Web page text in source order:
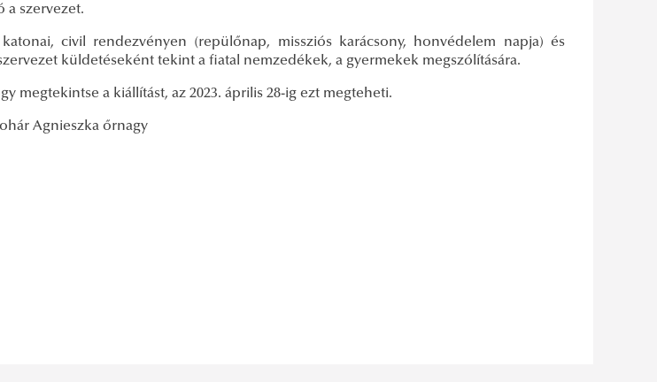
a szervezet.
civil rendezvényen (repülőnap, missziós karácsony, honvédelem napja) és
küldetéseként tekint a fiatal nemzedékek, a gyermekek megszólítására.
megtekintse a kiállítást, az 2023. április 28-ig ezt megteheti.
Agnieszka őrnagy